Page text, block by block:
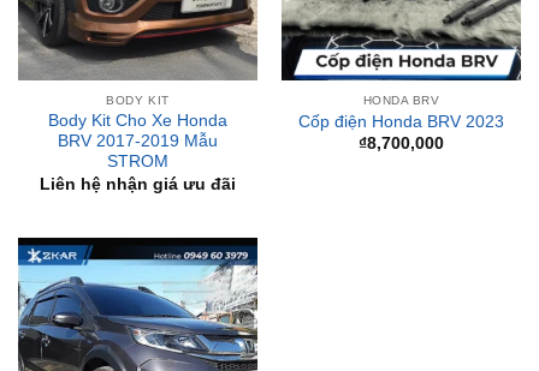
BODY KIT
Body Kit Cho Xe Honda
BRV 2017-2019 Mẫu
STROM
Liên hệ nhận giá ưu đãi
HONDA BRV
Cốp điện Honda BRV 2023
₫8,700,000